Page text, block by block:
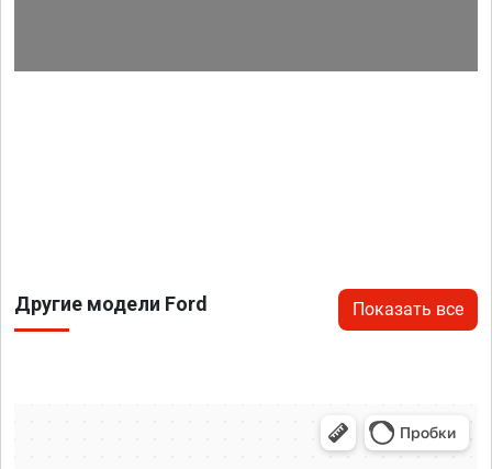
Другие модели Ford Показать все